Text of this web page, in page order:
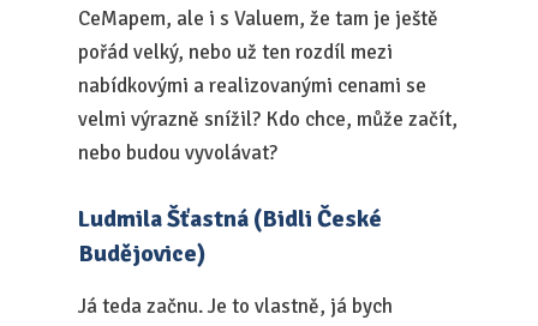
CeMapem, ale i s Valuem, že tam je ještě
pořád velký, nebo už ten rozdíl mezi
nabídkovými a realizovanými cenami se
velmi výrazně snížil? Kdo chce, může začít,
nebo budou vyvolávat?
Ludmila Šťastná (Bidli České
Budějovice)
Já teda začnu. Je to vlastně, já bych